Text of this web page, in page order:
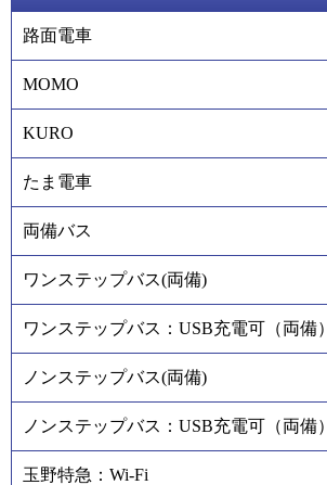
路面電車
MOMO
KURO
たま電車
両備バス
ワンステップバス(両備)
ワンステップバス：USB充電可（両備）
ノンステップバス(両備)
ノンステップバス：USB充電可（両備）
玉野特急：Wi-Fi